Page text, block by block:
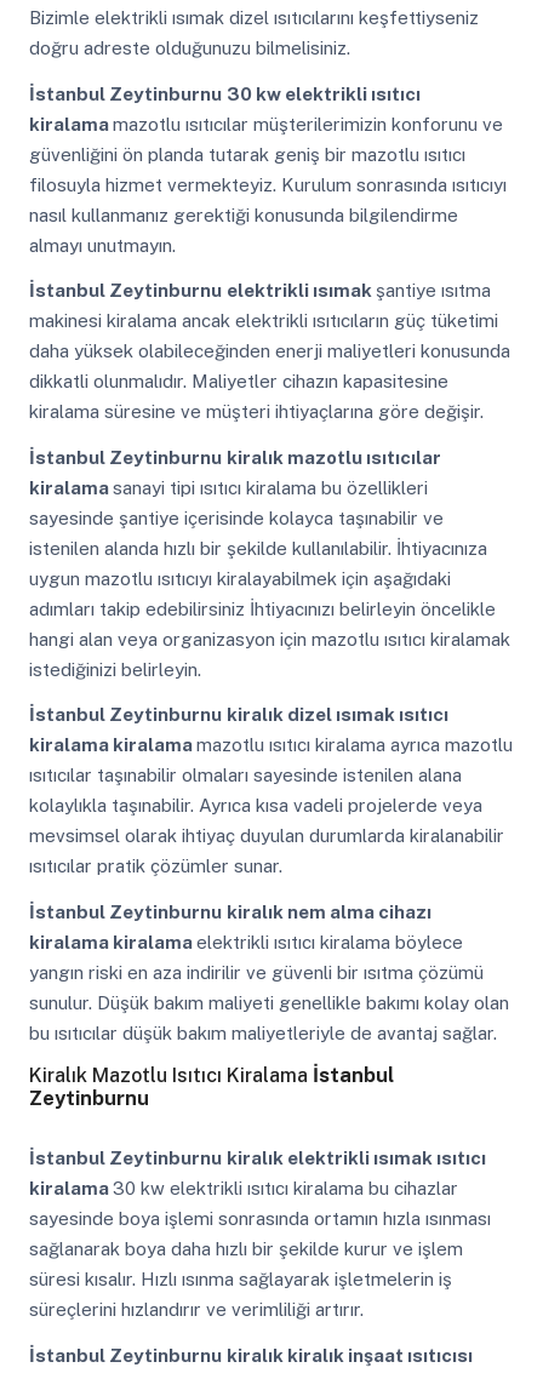
Bizimle elektrikli ısımak dizel ısıtıcılarını keşfettiyseniz
doğru adreste olduğunuzu bilmelisiniz.
İstanbul Zeytinburnu 30 kw elektrikli ısıtıcı
kiralamamazotlu ısıtıcılar müşterilerimizin konforunu ve
güvenliğini ön planda tutarak geniş bir mazotlu ısıtıcı
filosuyla hizmet vermekteyiz. Kurulum sonrasında ısıtıcıyı
nasıl kullanmanız gerektiği konusunda bilgilendirme
almayı unutmayın.
İstanbul Zeytinburnu elektrikli ısımak şantiye ısıtma
makinesi kiralama ancak elektrikli ısıtıcıların güç tüketimi
daha yüksek olabileceğinden enerji maliyetleri konusunda
dikkatli olunmalıdır. Maliyetler cihazın kapasitesine
kiralama süresine ve müşteri ihtiyaçlarına göre değişir.
İstanbul Zeytinburnu kiralık mazotlu ısıtıcılar
kiralamasanayi tipi ısıtıcı kiralama bu özellikleri
sayesinde şantiye içerisinde kolayca taşınabilir ve
istenilen alanda hızlı bir şekilde kullanılabilir. İhtiyacınıza
uygun mazotlu ısıtıcıyı kiralayabilmek için aşağıdaki
adımları takip edebilirsiniz İhtiyacınızı belirleyin öncelikle
hangi alan veya organizasyon için mazotlu ısıtıcı kiralamak
istediğinizi belirleyin.
İstanbul Zeytinburnu kiralık dizel ısımak ısıtıcı
kiralama kiralamamazotlu ısıtıcı kiralama ayrıca mazotlu
ısıtıcılar taşınabilir olmaları sayesinde istenilen alana
kolaylıkla taşınabilir. Ayrıca kısa vadeli projelerde veya
mevsimsel olarak ihtiyaç duyulan durumlarda kiralanabilir
ısıtıcılar pratik çözümler sunar.
İstanbul Zeytinburnu kiralık nem alma cihazı
kiralama kiralamaelektrikli ısıtıcı kiralama böylece
yangın riski en aza indirilir ve güvenli bir ısıtma çözümü
sunulur. Düşük bakım maliyeti genellikle bakımı kolay olan
bu ısıtıcılar düşük bakım maliyetleriyle de avantaj sağlar.
Kiralık Mazotlu Isıtıcı Kiralama İstanbul
Zeytinburnu
İstanbul Zeytinburnu kiralık elektrikli ısımak ısıtıcı
kiralama30 kw elektrikli ısıtıcı kiralama bu cihazlar
sayesinde boya işlemi sonrasında ortamın hızla ısınması
sağlanarak boya daha hızlı bir şekilde kurur ve işlem
süresi kısalır. Hızlı ısınma sağlayarak işletmelerin iş
süreçlerini hızlandırır ve verimliliği artırır.
İstanbul Zeytinburnu kiralık kiralık inşaat ısıtıcısı